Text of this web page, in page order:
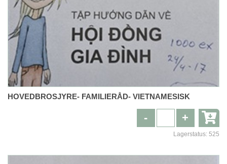
HOVEDBROSJYRE- FAMILIERÅD- VIETNAMESISK
+
-
Lagerstatus: 525